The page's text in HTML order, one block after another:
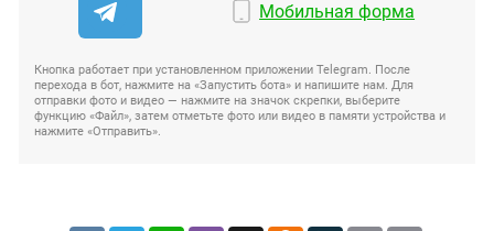
Мобильная форма
Кнопка работает при установленном приложении Telegram. После
перехода в бот, нажмите на «Запустить бота» и напишите нам. Для
отправки фото и видео — нажмите на значок скрепки, выберите
функцию «Файл», затем отметьте фото или видео в памяти устройства и
нажмите «Отправить».